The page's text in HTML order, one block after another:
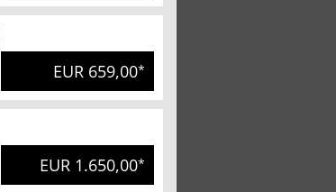
EUR 659,00*
EUR 1.650,00*